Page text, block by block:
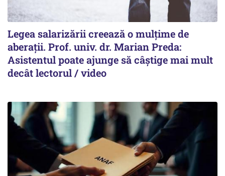
Legea salarizării creează o mulțime de
aberații. Prof. univ. dr. Marian Preda:
Asistentul poate ajunge să câștige mai mult
decât lectorul / video